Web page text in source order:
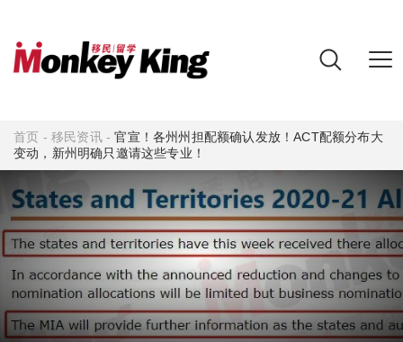
首页 -移民资讯-官宣！各州州担配额确认发放！ACT配额分布大
变动，新州明确只邀请这些专业！